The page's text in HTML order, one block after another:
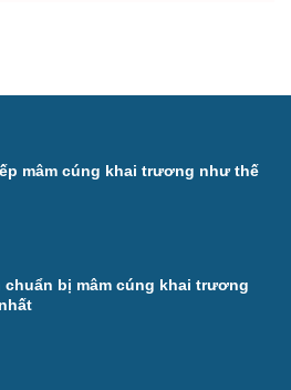
mâm cúng khai trương như thế
chuẩn bị mâm cúng khai trương